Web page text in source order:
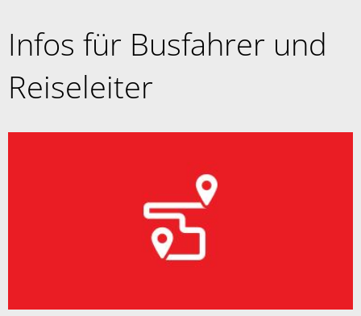
Infos für Busfahrer und
Reiseleiter